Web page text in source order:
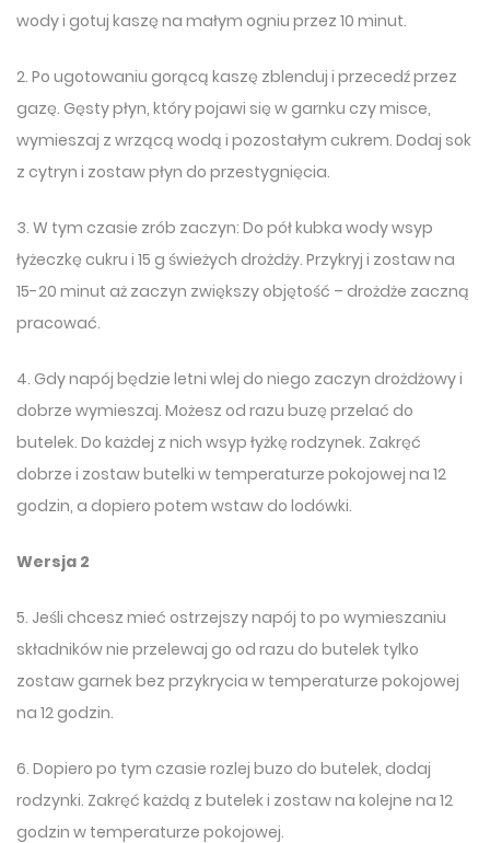
wody i gotuj kaszę na małym ogniu przez 10 minut.
2. Po ugotowaniu gorącą kaszę zblenduj i przecedź przez
gazę. Gęsty płyn, który pojawi się w garnku czy misce,
wymieszaj z wrzącą wodą i pozostałym cukrem. Dodaj sok
z cytryn i zostaw płyn do przestygnięcia.
3. W tym czasie zrób zaczyn: Do pół kubka wody wsyp
łyżeczkę cukru i 15 g świeżych drożdży. Przykryj i zostaw na
15-20 minut aż zaczyn zwiększy objętość – drożdże zaczną
pracować.
4. Gdy napój będzie letni wlej do niego zaczyn drożdżowy i
dobrze wymieszaj. Możesz od razu buzę przelać do
butelek. Do każdej z nich wsyp łyżkę rodzynek. Zakręć
dobrze i zostaw butelki w temperaturze pokojowej na 12
godzin, a dopiero potem wstaw do lodówki.
Wersja 2
5. Jeśli chcesz mieć ostrzejszy napój to po wymieszaniu
składników nie przelewaj go od razu do butelek tylko
zostaw garnek bez przykrycia w temperaturze pokojowej
na 12 godzin.
6. Dopiero po tym czasie rozlej buzo do butelek, dodaj
rodzynki. Zakręć każdą z butelek i zostaw na kolejne na 12
godzin w temperaturze pokojowej.